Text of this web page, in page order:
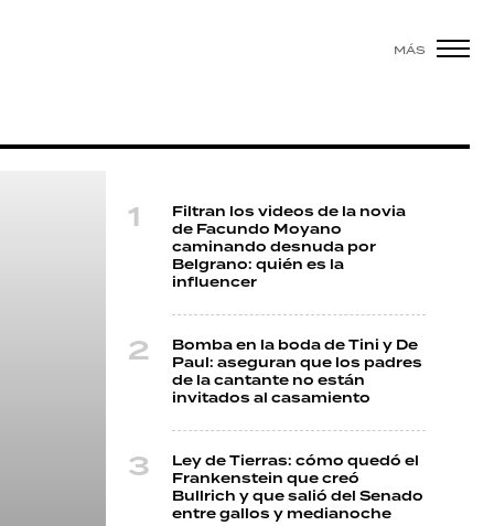
MÁS
Filtran los videos de la novia
de Facundo Moyano
caminando desnuda por
Belgrano: quién es la
influencer
Bomba en la boda de Tini y De
Paul: aseguran que los padres
de la cantante no están
invitados al casamiento
Ley de Tierras: cómo quedó el
Frankenstein que creó
Bullrich y que salió del Senado
entre gallos y medianoche